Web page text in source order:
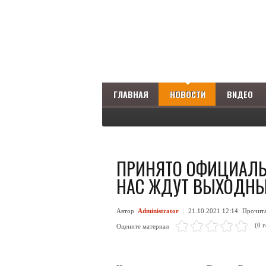
ГЛАВНАЯ НОВОСТИ ВИДЕО
ПРИНЯТО
НАС ЖДУТ
Автор Administrator 21.10.2021 12:14
Оцените материал (0